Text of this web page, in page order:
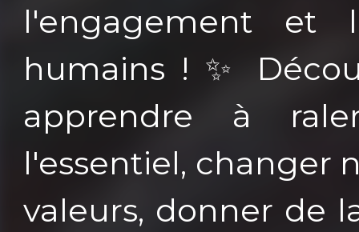
l'engagement et
humains ! ✨
apprendre à
l'essentiel, changer
valeurs, donner de